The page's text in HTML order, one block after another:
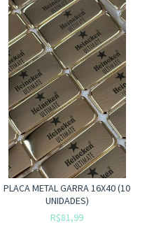
PLACA METAL GARRA 16X40 (10
UNIDADES)
R$81,99